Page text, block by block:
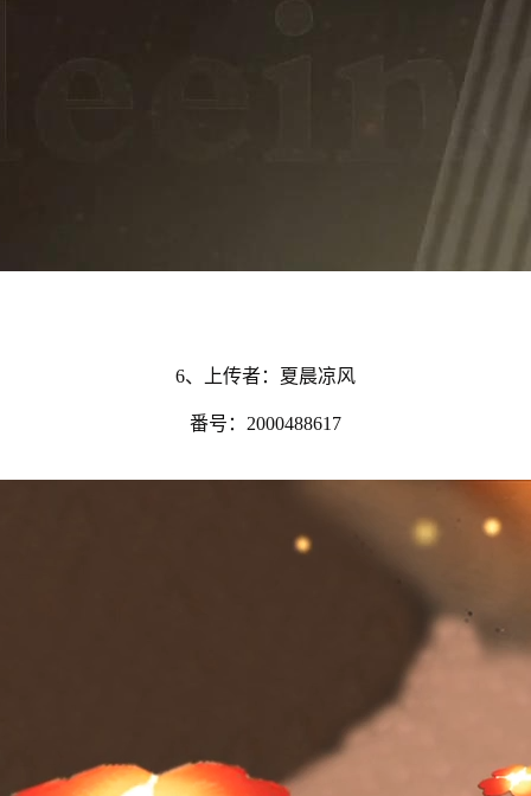
6、上传者：夏晨凉风
番号：2000488617